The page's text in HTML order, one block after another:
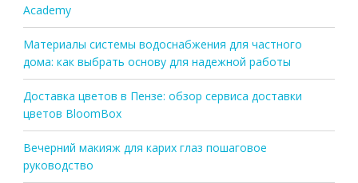
Academy
Материалы системы водоснабжения для частного
дома: как выбрать основу для надежной работы
Доставка цветов в Пензе: обзор сервиса доставки
цветов BloomBox
Вечерний макияж для карих глаз пошаговое
руководство